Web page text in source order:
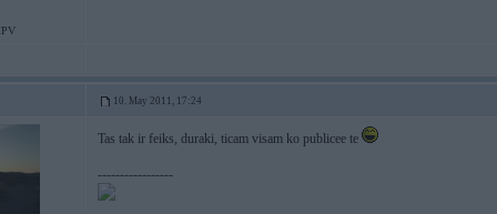
10. May 2011, 17:24
Tas tak ir feiks, duraki, ticam visam ko publicee te
-----------------